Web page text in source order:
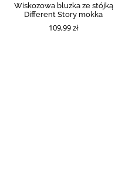
Wiskozowa bluzka ze stójką
Different Story mokka
109,99 zł